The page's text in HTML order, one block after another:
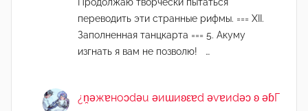
переводить эти странные рифмы. === XII.
Заполненная танцкарта === 5. Акуму
изгнать я вам не позволю! …
¿n̯ǝжɐноɔdǝu ǝиɯиʚεɐd ǝvɐиdǝɔ ʚ ǝɓГ